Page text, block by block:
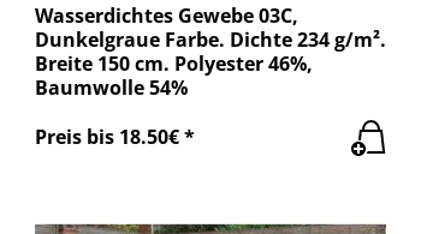
Wasserdichtes Gewebe 03C,
Dunkelgraue Farbe. Dichte 234 g/m².
Breite 150 cm. Polyester 46%,
Baumwolle 54%
Preis bis 18.50€ *